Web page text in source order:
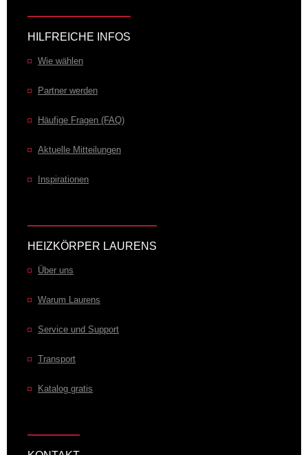
HILFREICHE INFOS
Wie wählen
Partner werden
Häufige Fragen (FAQ)
Aktuelle Mitteilungen
Inspirationen
HEIZKÖRPER LAURENS
Über uns
Warum Laurens
Service und Support
Transport
Katalog gratis